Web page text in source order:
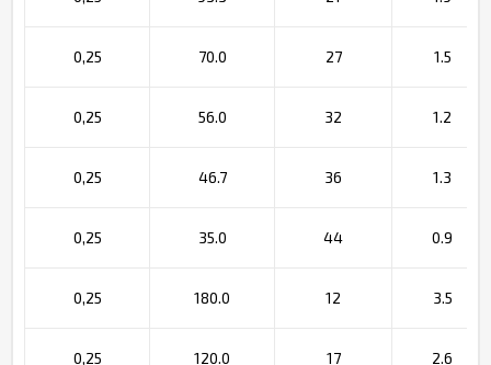
0,25 70.0 27 1.5
0,25 56.0 32 1.2
0,25 46.7 36 1.3
0,25 35.0 44 0.9
0,25 180.0 12 3.5
0,25 120.0 17 2.6